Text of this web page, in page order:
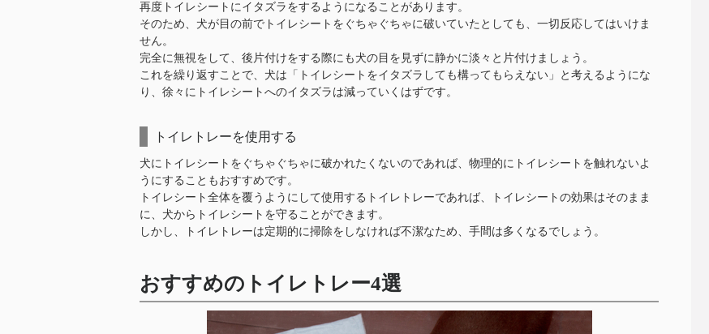
再度トイレシートにイタズラをするようになることがあります。
そのため、犬が目の前でトイレシートをぐちゃぐちゃに破いていたとしても、一切反応してはいけま
せん。
完全に無視をして、後片付けをする際にも犬の目を見ずに静かに淡々と片付けましょう。
これを繰り返すことで、犬は「トイレシートをイタズラしても構ってもらえない」と考えるようにな
り、徐々にトイレシートへのイタズラは減っていくはずです。
トイレトレーを使用する
犬にトイレシートをぐちゃぐちゃに破かれたくないのであれば、物理的にトイレシートを触れないよ
うにすることもおすすめです。
トイレシート全体を覆うようにして使用するトイレトレーであれば、トイレシートの効果はそのまま
に、犬からトイレシートを守ることができます。
しかし、トイレトレーは定期的に掃除をしなければ不潔なため、手間は多くなるでしょう。
おすすめのトイレトレー4選